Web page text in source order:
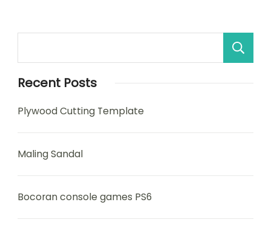
Recent Posts
Plywood Cutting Template
Maling Sandal
Bocoran console games PS6